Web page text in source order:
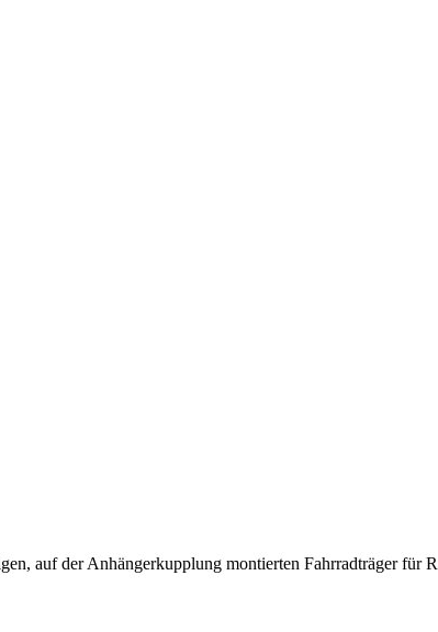
auf der Anhängerkupplung montierten Fahrradträger für